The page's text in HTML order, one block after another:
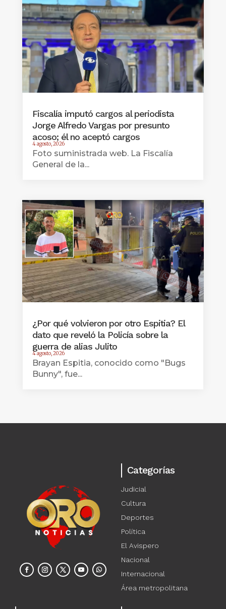
Fiscalía imputó cargos al periodista
Jorge Alfredo Vargas por presunto
acoso; él no aceptó cargos
4 agosto, 2026
Foto suministrada web. La Fiscalía
General de la...
¿Por qué volvieron por otro Espitia? El
dato que reveló la Policía sobre la
guerra de alias Julito
4 agosto, 2026
Brayan Espitia, conocido como "Bugs
Bunny", fue...
Categorías
Judicial
Cultura
Deportes
Política
El Avispero
Nacional
Internacional
Área metropolitana